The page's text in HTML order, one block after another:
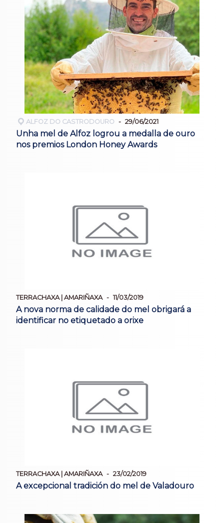
ALFOZ DO CASTRODOURO 29/06/2021
Unha mel de Alfoz logrou a medalla de ouro
nos premios London Honey Awards
TERRACHAXA | AMARIÑAXA 11/03/2019
A nova norma de calidade do mel obrigará a
identificar no etiquetado a orixe
TERRACHAXA | AMARIÑAXA 23/02/2019
A excepcional tradición do mel de Valadouro